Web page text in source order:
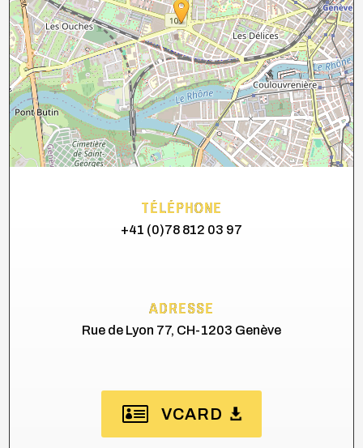
TÉLÉPHONE
+41 (0)78 812 03 97
ADRESSE
Rue de Lyon 77, CH-1203 Genève
VCARD